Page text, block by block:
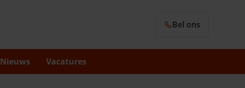
Bel ons
Nieuws Vacatures